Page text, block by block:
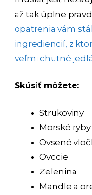
až tak úplne
opatrenia vám
ingrediencií, z
veľmi chutné jedlá
Skúsiť môžete:
Strukoviny
Morské ryby
Ovsené
Ovocie
Zelenina
Mandle a